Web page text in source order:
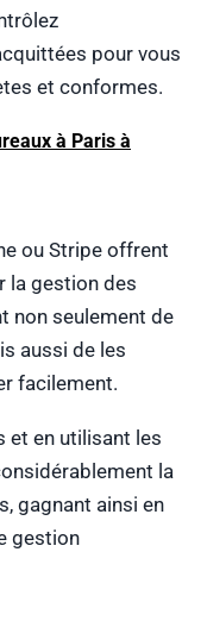
pour vous
et conformes.
à Paris à
ou Stripe offrent
la gestion des
non seulement de
aussi de les
facilement.
et en utilisant les
la
gagnant ainsi en
gestion